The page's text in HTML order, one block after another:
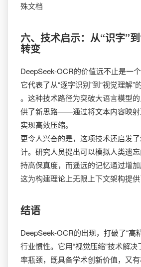
殊文档
六、技术启示：从“识字”
转变
DeepSeek-OCR的价值远不止是一
它代表了从“逐字识别”到“视觉理解”
。这种技术路径为突破大语言模型
供了新思路——通过将文本内容映射
实现高效压缩。
更令人兴奋的是，这项技术还启发
计。研究人员提出可以模拟人类遗
持高保真度，而遥远的记忆通过增加
这为构建理论上无限上下文架构提供
结语
DeepSeek-OCR的出现，打破了“高
行业惯性。它用“视觉压缩”技术解
率瓶颈，既具备学术创新价值，又